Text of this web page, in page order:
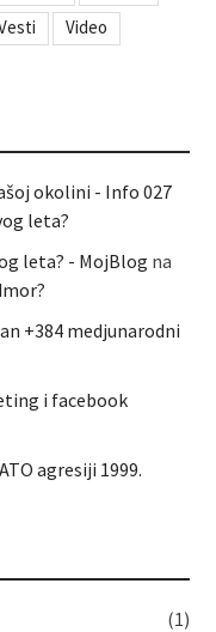
Video
okolini - Info 027
leta?
leta? - MojBlog na
+384 medjunarodni
i facebook
agresiji 1999.
(1)